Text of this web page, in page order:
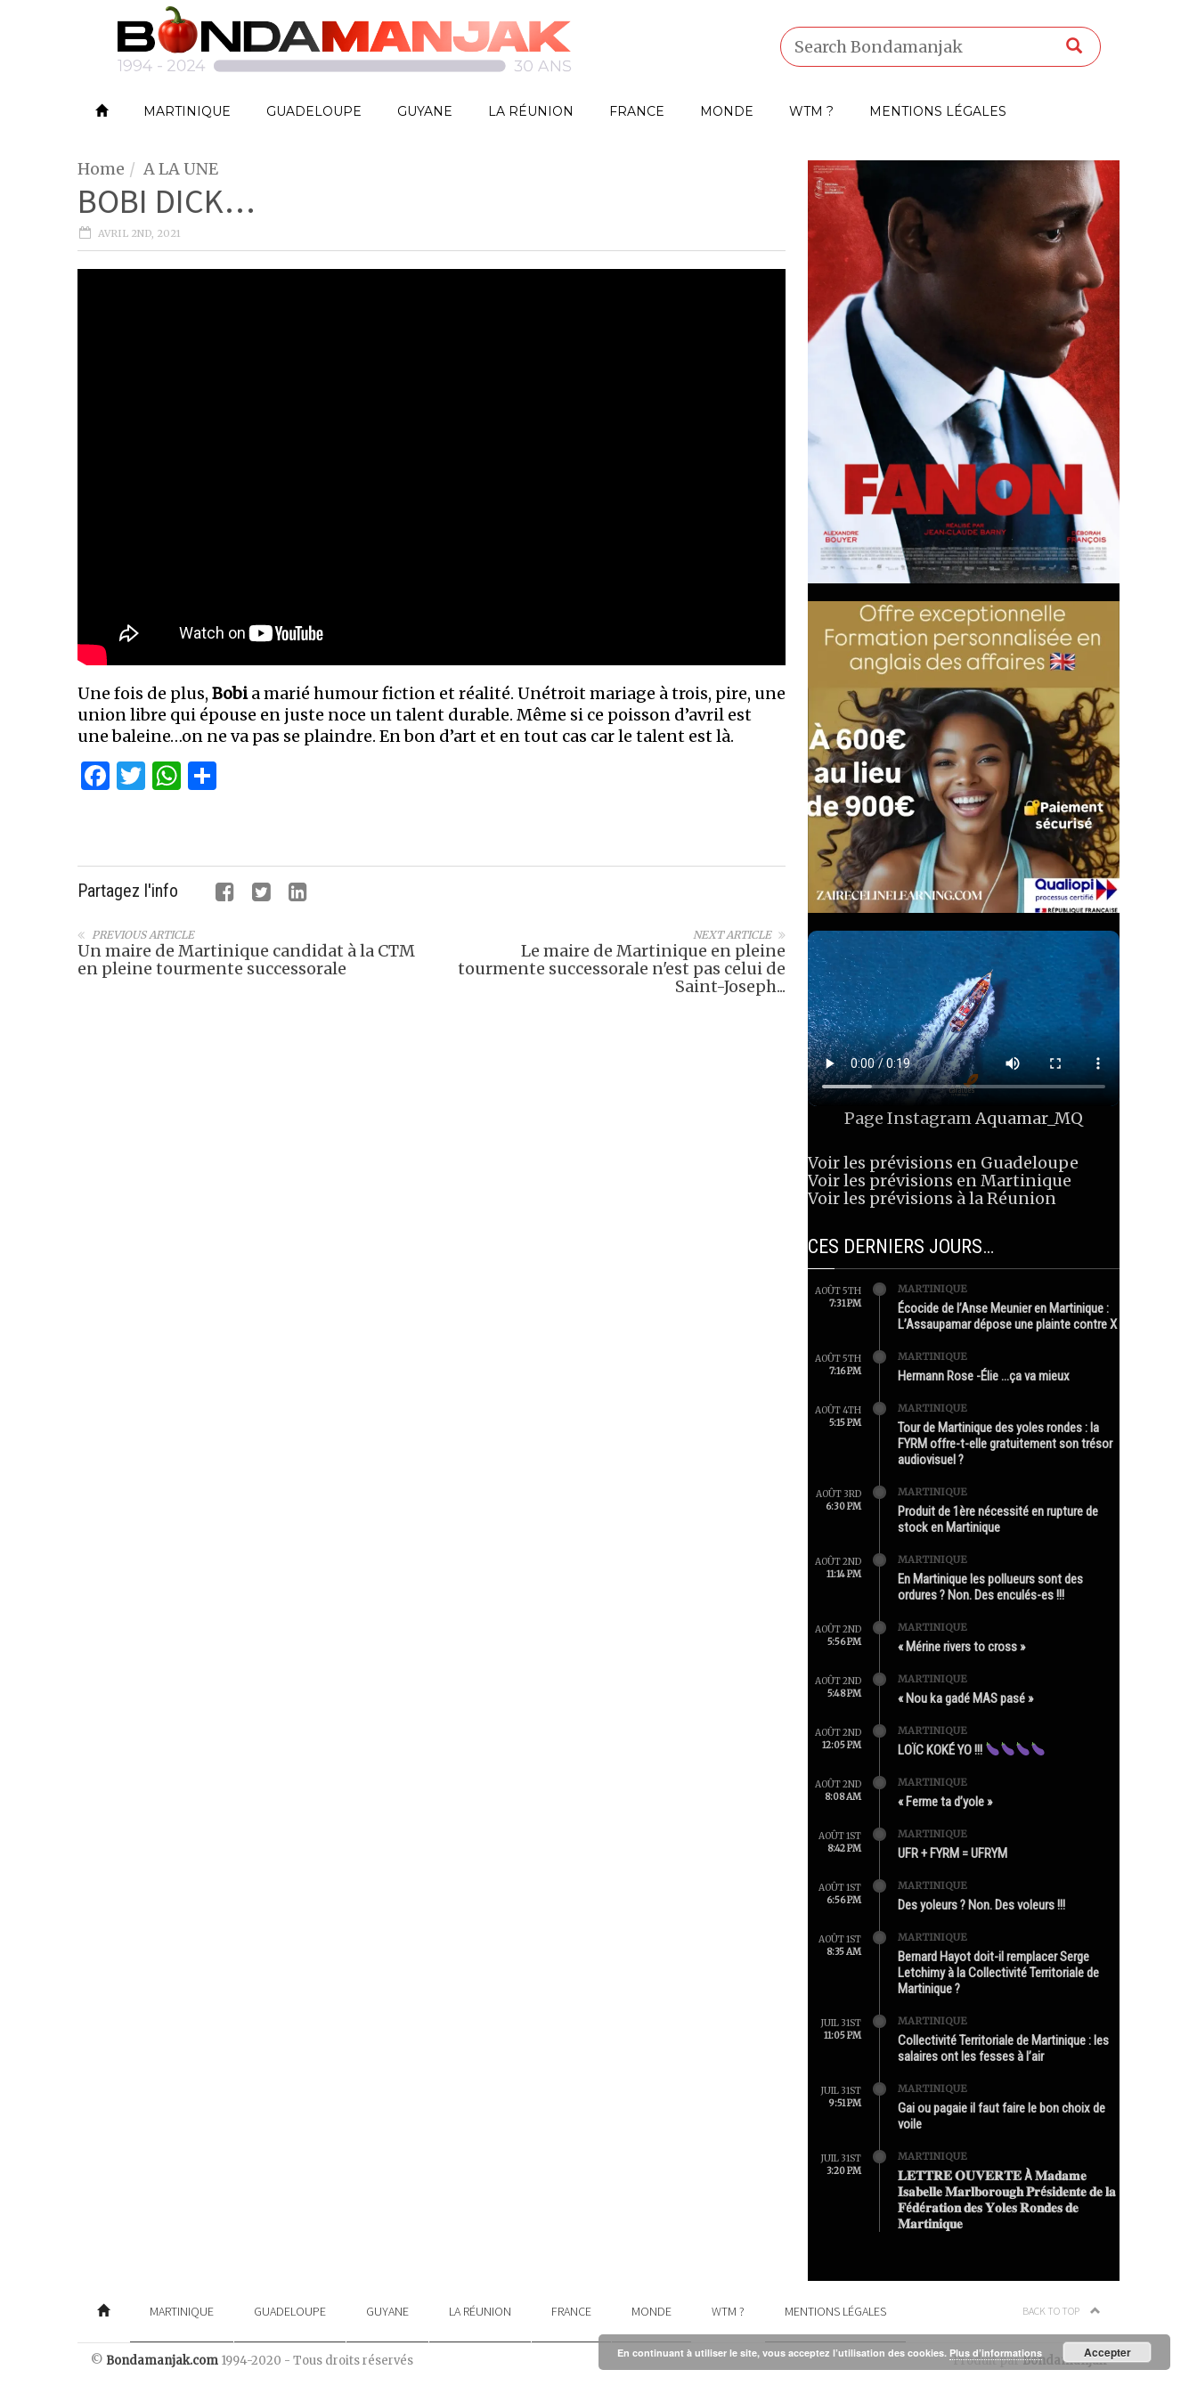
MARTINIQUE GUADELOUPE GUYANE LA RÉUNION FRANCE MONDE WTM ? MENTIONS LÉGALES
Home A LA UNE
BOBI DICK…
AVRIL 2ND, 2021
Une fois de plus, Bobia marié humour fiction et réalité. Unétroit mariage à trois, pire, une
union libre qui épouse en juste noce un talent durable. Même si ce poisson d’avril est
une baleine…on ne va pas se plaindre. En bon d’art et en tout cas car le talent est là.
Facebook
Twitter
WhatsApp
Partagez l'info
NEXT ARTICLE
Le maire de Martinique en pleine
tourmente successorale n'est pas celui de
Saint-Joseph...
PREVIOUS ARTICLE
Un maire de Martinique candidat à la CTM
en pleine tourmente successorale
Page InstagramAquamar_MQ
Voir les prévisions en Guadeloupe
Voir les prévisions en Martinique
Voir les prévisions à la Réunion
CES DERNIERS JOURS…
AOÛT 5TH
7:31 PM
MARTINIQUE
Écocide de l’Anse Meunier en Martinique :
L’Assaupamar dépose une plainte contre X
AOÛT 5TH
7:16 PM
MARTINIQUE
Hermann Rose -Élie …ça va mieux
AOÛT 4TH
5:15 PM
MARTINIQUE
Tour de Martinique des yoles rondes : la
FYRM offre-t-elle gratuitement son trésor
audiovisuel ?
AOÛT 3RD
6:30 PM
MARTINIQUE
Produit de 1ère nécessité en rupture de
stock en Martinique
AOÛT 2ND
11:14 PM
MARTINIQUE
En Martinique les pollueurs sont des
ordures ? Non. Des enculés-es !!!
AOÛT 2ND
5:56 PM
MARTINIQUE
« Mérine rivers to cross »
AOÛT 2ND
5:48 PM
MARTINIQUE
« Nou ka gadé MAS pasé »
AOÛT 2ND
12:05 PM
MARTINIQUE
LOÏC KOKÉ YO !!!
AOÛT 2ND
8:08 AM
MARTINIQUE
« Ferme ta d’yole »
AOÛT 1ST
8:42 PM
MARTINIQUE
UFR + FYRM = UFRYM
AOÛT 1ST
6:56 PM
MARTINIQUE
Des yoleurs ? Non. Des voleurs !!!
AOÛT 1ST
8:35 AM
MARTINIQUE
Bernard Hayot doit-il remplacer Serge
Letchimy à la Collectivité Territoriale de
Martinique ?
JUIL 31ST
11:05 PM
MARTINIQUE
Collectivité Territoriale de Martinique : les
salaires ont les fesses à l’air
JUIL 31ST
9:51 PM
MARTINIQUE
Gai ou pagaie il faut faire le bon choix de
voile
JUIL 31ST
3:20 PM
MARTINIQUE
𝐋𝐄𝐓𝐓𝐑𝐄 𝐎𝐔𝐕𝐄𝐑𝐓𝐄 À 𝐌𝐚𝐝𝐚𝐦𝐞
𝐈𝐬𝐚𝐛𝐞𝐥𝐥𝐞 𝐌𝐚𝐫𝐥𝐛𝐨𝐫𝐨𝐮𝐠𝐡 𝐏𝐫é𝐬𝐢𝐝𝐞𝐧𝐭𝐞 𝐝𝐞 𝐥𝐚
𝐅é𝐝é𝐫𝐚𝐭𝐢𝐨𝐧 𝐝𝐞𝐬 𝐘𝐨𝐥𝐞𝐬 𝐑𝐨𝐧𝐝𝐞𝐬 𝐝𝐞
𝐌𝐚𝐫𝐭𝐢𝐧𝐢𝐪𝐮𝐞
MARTINIQUE GUADELOUPE GUYANE LA RÉUNION FRANCE MONDE WTM ? MENTIONS LÉGALES BACK TO TOP
© Bondamanjak.com 1994-2020 - Tous droits réservés Produit parBondamanjak
En continuant à utiliser le site, vous acceptez l’utilisation des cookies. Plus d’informations Accepter